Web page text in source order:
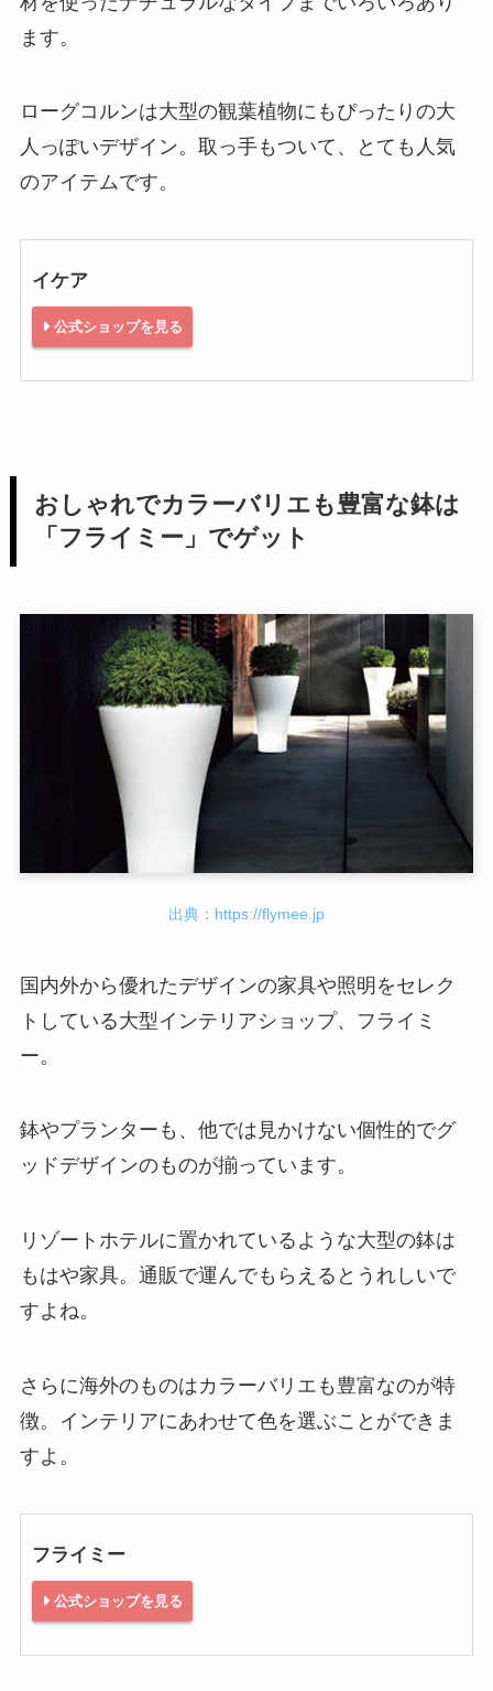
ます。
ローグコルンは大型の観葉植物にもぴったりの大
人っぽいデザイン。取っ手もついて、とても人気
のアイテムです。
イケア
公式ショップを見る
おしゃれでカラーバリエも豊富な鉢は
「フライミー」でゲット
出典：https://flymee.jp
国内外から優れたデザインの家具や照明をセレク
トしている大型インテリアショップ、フライミ
ー。
鉢やプランターも、他では見かけない個性的でグ
ッドデザインのものが揃っています。
リゾートホテルに置かれているような大型の鉢は
もはや家具。通販で運んでもらえるとうれしいで
すよね。
さらに海外のものはカラーバリエも豊富なのが特
徴。インテリアにあわせて色を選ぶことができま
すよ。
フライミー
公式ショップを見る